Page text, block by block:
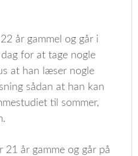
år gammel og går i
for at tage nogle
at han læser nogle
sådan at han kan
til sommer,
21 år gamme og går på